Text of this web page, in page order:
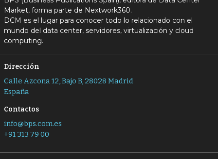
Market, forma parte de Nextwork360.
DCM es el lugar para conocer todo lo relacionado con el
mundo del data center, servidores, virtualización y cloud
computing.
Dirección
Calle Azcona 12, Bajo B, 28028 Madrid
España
Contactos
info@bps.com.es
+91 313 79 00